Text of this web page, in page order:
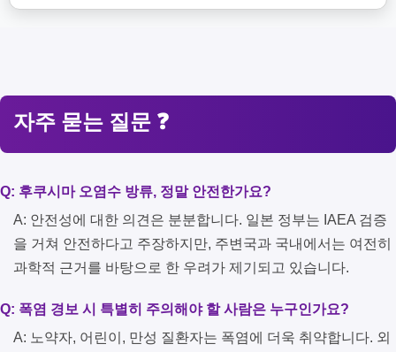
자주 묻는 질문 ❓
Q: 후쿠시마 오염수 방류, 정말 안전한가요?
A: 안전성에 대한 의견은 분분합니다. 일본 정부는 IAEA 검증
을 거쳐 안전하다고 주장하지만, 주변국과 국내에서는 여전히
과학적 근거를 바탕으로 한 우려가 제기되고 있습니다.
Q: 폭염 경보 시 특별히 주의해야 할 사람은 누구인가요?
A: 노약자, 어린이, 만성 질환자는 폭염에 더욱 취약합니다. 외